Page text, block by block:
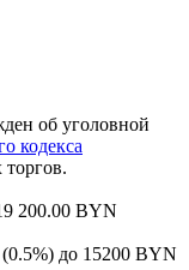
об уголовной
кодекса
200.00 BYN
до 15200 BYN